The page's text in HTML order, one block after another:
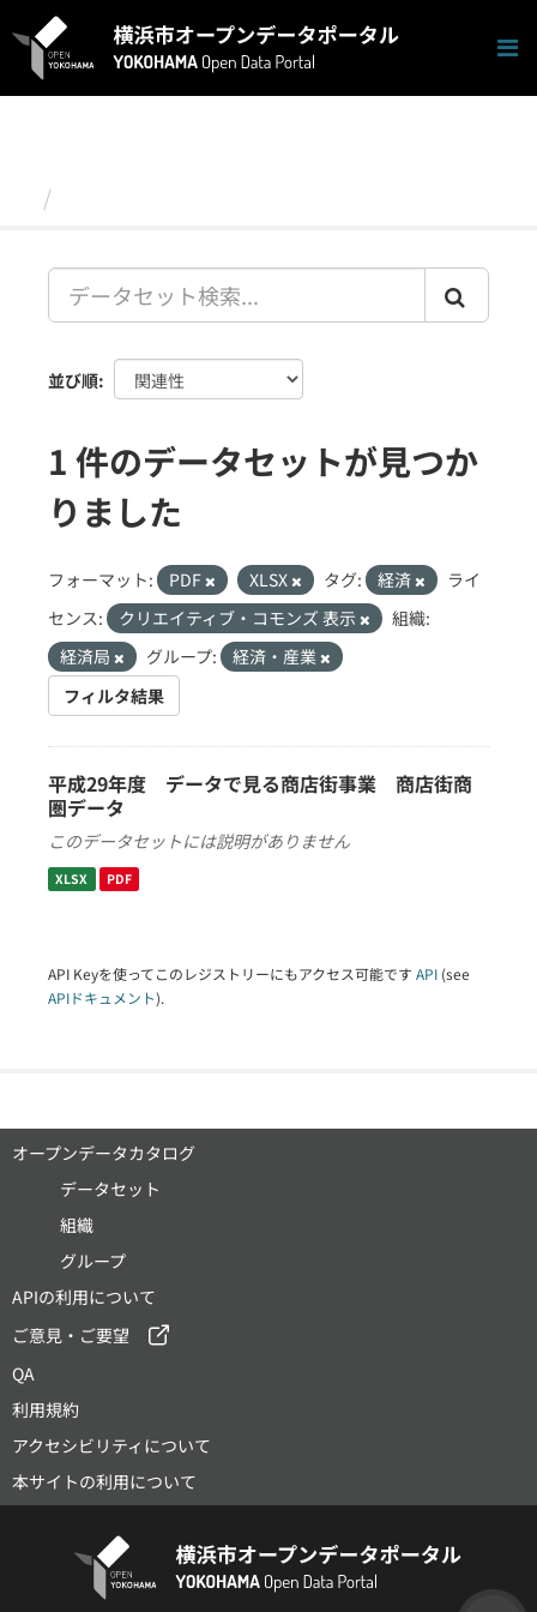
キ
並び順
1 件のデータセットが見つか
りました
フォーマット: PDF XLSX タグ: 経済
ライ
センス:
クリエイティブ・コモンズ 表示
組織:
経済局
グループ:
経済・産業
フィルタ結果
平成29年度 データで見る商店街事業 商店街商
圏データ
このデータセットには説明がありません
XLSX PDF
API Keyを使ってこのレジストリーにもアクセス可能です API (see
APIドキュメント).
オープンデータカタログ
データセット
組織
グループ
APIの利用について
ご意見・ご要望
QA
利用規約
アクセシビリティについて
本サイトの利用について